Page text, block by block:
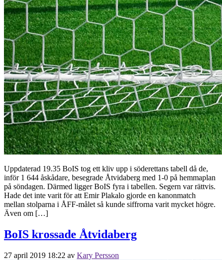
Uppdaterad 19.35 BoIS tog ett kliv upp i söderettans tabell då de,
inför 1 644 åskådare, besegrade Åtvidaberg med 1-0 på hemmaplan
på söndagen. Därmed ligger BoIS fyra i tabellen. Segern var rättvis.
Hade det inte varit för att Emir Plakalo gjorde en kanonmatch
mellan stolparna i ÅFF-målet så kunde siffrorna varit mycket högre.
Även om […]
BoIS krossade Åtvidaberg
27 april 2019 18:22 av Kary Persson